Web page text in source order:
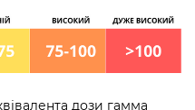
дози гамма